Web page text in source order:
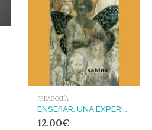
PEDAGOGÍA
12,00€